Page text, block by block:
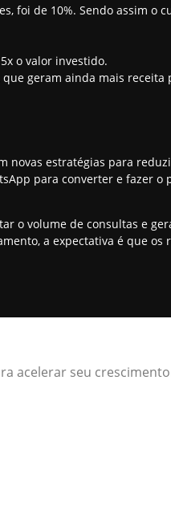
foi de 10%. Sendo assim
o valor investido.
geram ainda mais receita
novas estratégias para
para converter e fazer
o volume de consultas e
a expectativa é que
acelerar seu